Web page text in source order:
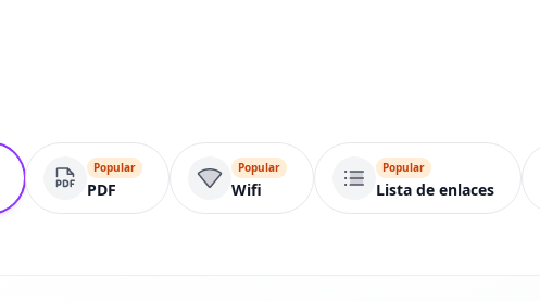
Popular
PDF
Popular
Wifi
Popular
Lista de enlaces